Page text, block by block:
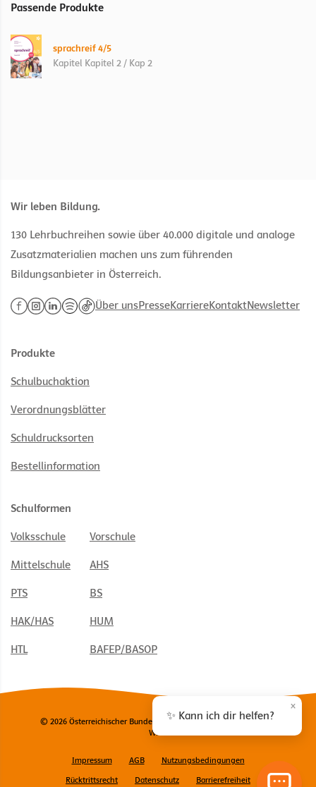
Passende Produkte
sprachreif 4/5
Kapitel Kapitel 2 / Kap 2
Wir leben Bildung.
130 Lehrbuchreihen sowie über 40.000 digitale und analoge
Zusatzmaterialien machen uns zum führenden
Bildungsanbieter in Österreich.
Über unsPresseKarriereKontaktNewsletter
Produkte
Schulbuchaktion
Verordnungsblätter
Schuldrucksorten
Bestellinformation
Schulformen
Volksschule Vorschule
Mittelschule AHS
PTS BS
HAK/HAS HUM
HTL BAFEP/BASOP
© 2026 Österreichischer Bundesverlag Schulbuch GmbH & Co. KG,
Wien
Impressum AGB
Nutzungsbedingungen
Rücktrittsrecht
Datenschutz Barrierefreiheit
✨ Kann ich dir helfen?
×